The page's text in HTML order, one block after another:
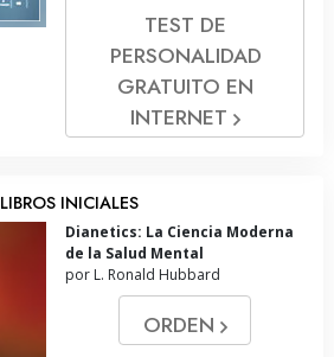
TEST DE
PERSONALIDAD
GRATUITO EN
INTERNET
LIBROS INICIALES
Dianetics: La Ciencia Moderna
de la Salud Mental
por L. Ronald Hubbard
ORDEN